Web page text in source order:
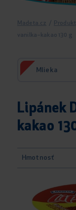
Madeta.cz /
vanilka–kakao 130 g
Mlieka
Lipánek
kakao
Hmotnosť